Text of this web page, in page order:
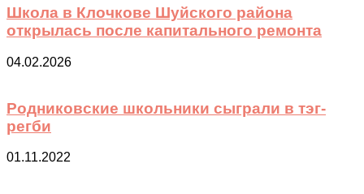
Школа в Клочкове Шуйского района
открылась после капитального ремонта
04.02.2026
Родниковские школьники сыграли в тэг-
регби
01.11.2022